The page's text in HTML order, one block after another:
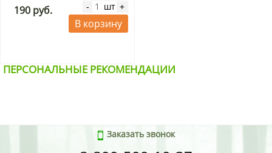
190 руб. - шт +
В корзину
ПЕРСОНАЛЬНЫЕ РЕКОМЕНДАЦИИ
Заказать звонок